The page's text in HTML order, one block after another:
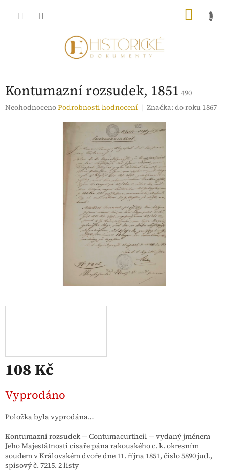
Kontumazní rozsudek, 1851 490
Průměrné
NeohodnocenoPodrobnosti hodnocení Značka:do roku 1867
108 Kč
cena:
Vyprodáno
Položka byla vyprodána…
Kontumazní rozsudek — Contumacurtheil — vydaný jménem
Jeho Majestátnosti císaře pána rakouského c. k. okresním
soudem v Královském dvoře dne 11. října 1851, číslo 5890 jud.,
spisový č. 7215. 2 listy